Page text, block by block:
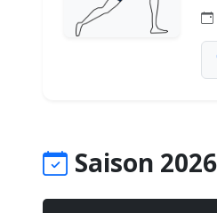
Saison 2026